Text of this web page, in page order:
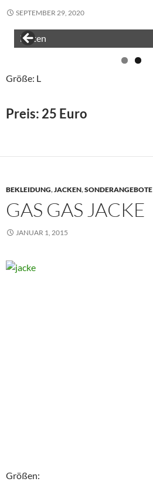
SEPTEMBER 29, 2020
vorne
hinten
Größe: L
Preis: 25 Euro
BEKLEIDUNG,JACKEN,SONDERANGEBOTE
GAS GAS JACKE
JANUAR 1, 2015
Größen: